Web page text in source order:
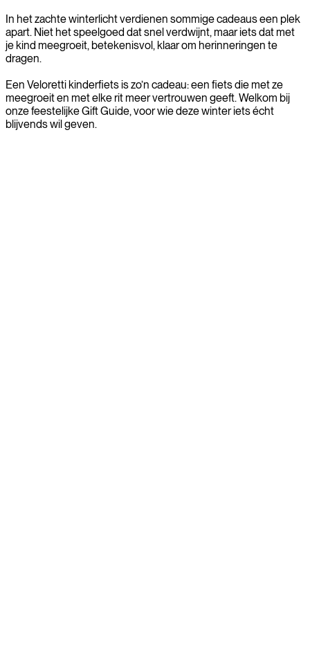
In het zachte winterlicht verdienen sommige cadeaus een plek
apart. Niet het speelgoed dat snel verdwijnt, maar iets dat met
je kind meegroeit, betekenisvol, klaar om herinneringen te
dragen.
Een Veloretti kinderfiets is zo’n cadeau: een fiets die met ze
meegroeit en met elke rit meer vertrouwen geeft. Welkom bij
onze feestelijke Gift Guide, voor wie deze winter iets écht
blijvends wil geven.